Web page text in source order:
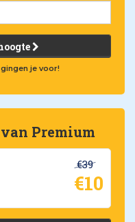
je voor!
Premium
€39
€10